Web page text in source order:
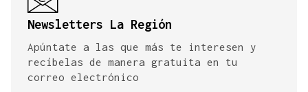
Newsletters La Región
Apúntate a las que más te interesen y
recíbelas de manera gratuita en tu
correo electrónico